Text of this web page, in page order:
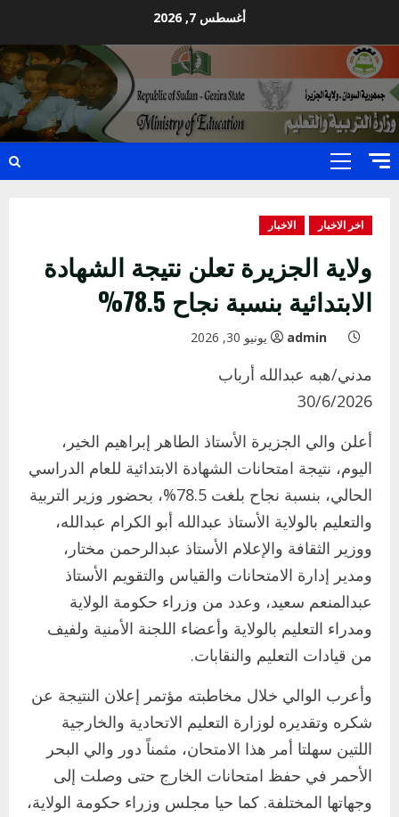
content
أغسطس 7, 2026
Primary
اخر الاخبار الاخبار
ولاية الجزيرة تعلن نتيجة الشهادة
الابتدائية بنسبة نجاح 78.5%
admin يونيو 30, 2026
مدني/هبه عبدالله أرباب
30/6/2026
أعلن والي الجزيرة الأستاذ الطاهر إبراهيم الخير،
اليوم، نتيجة امتحانات الشهادة الابتدائية للعام الدراسي
الحالي، بنسبة نجاح بلغت 78.5%، بحضور وزير التربية
والتعليم بالولاية الأستاذ عبدالله أبو الكرام عبدالله،
ووزير الثقافة والإعلام الأستاذ عبدالرحمن مختار،
ومدير إدارة الامتحانات والقياس والتقويم الأستاذ
عبدالمنعم سعيد، وعدد من وزراء حكومة الولاية
ومدراء التعليم بالولاية وأعضاء اللجنة الأمنية ولفيف
من قيادات التعليم والنقابات.
وأعرب الوالي خلال مخاطبته مؤتمر إعلان النتيجة عن
شكره وتقديره لوزارة التعليم الاتحادية والخارجية
اللتين سهلتا أمر هذا الامتحان، مثمناً دور والي البحر
الأحمر في حفظ امتحانات الخارج حتى وصلت إلى
وجهاتها المختلفة. كما حيا مجلس وزراء حكومة الولاية،